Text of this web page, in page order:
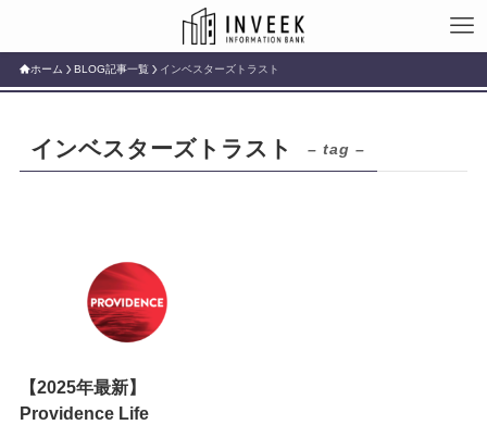
ホーム BLOG記事一覧 インベスターズトラスト
インベスターズトラスト – tag –
【2025年最新】
Providence Life